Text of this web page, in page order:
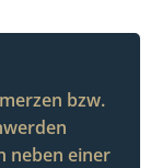
bzw.
neben einer